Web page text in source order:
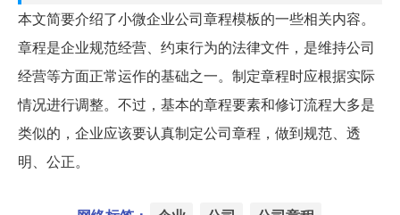
本文简要介绍了小微企业公司章程模板的一些相关内容。
章程是企业规范经营、约束行为的法律文件，是维持公司
经营等方面正常运作的基础之一。制定章程时应根据实际
情况进行调整。不过，基本的章程要素和修订流程大多是
类似的，企业应该要认真制定公司章程，做到规范、透
明、公正。